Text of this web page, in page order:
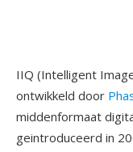
IIQ (Intelligent
ontwikkeld door
middenformaat
geintroduceerd in